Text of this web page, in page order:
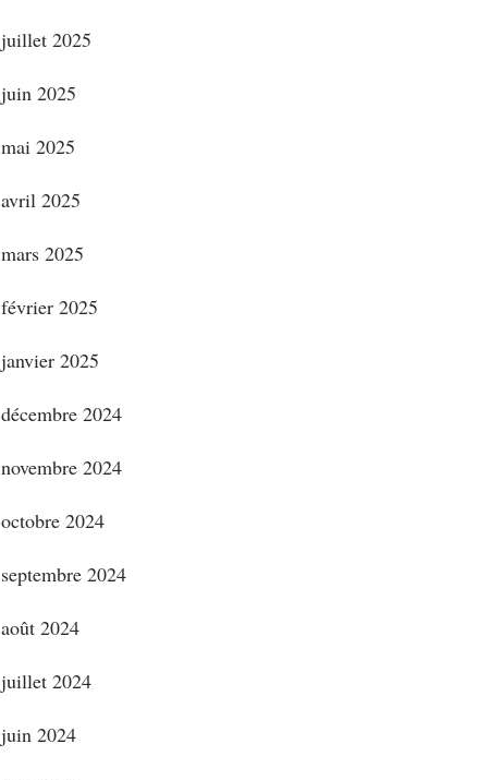
juillet 2025
juin 2025
mai 2025
avril 2025
mars 2025
février 2025
janvier 2025
décembre 2024
novembre 2024
octobre 2024
septembre 2024
août 2024
juillet 2024
juin 2024